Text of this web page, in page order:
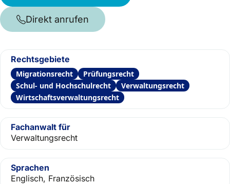
Direkt anrufen
Rechtsgebiete
Migrationsrecht
Prüfungsrecht
Schul- und Hochschulrecht
Verwaltungsrecht
Wirtschaftsverwaltungsrecht
Fachanwalt für
Verwaltungsrecht
Sprachen
Englisch, Französisch